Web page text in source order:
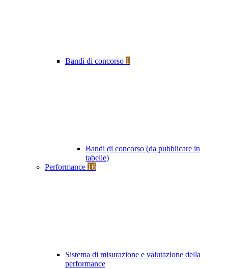
Bandi di concorso 1
Bandi di concorso (da pubblicare in
tabelle)
Performance 16
Sistema di misurazione e valutazione della
performance